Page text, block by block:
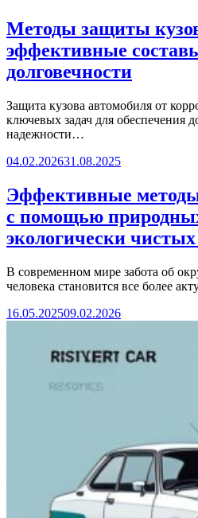
Методы защиты
эффективные
долговечности
Защита кузова автомобиля от
ключевых задач для обеспечения
надежности…
04.02.202631.08.2025
Эффективные
с помощью
экологически
В современном мире забота об
человека становится все более
16.05.202509.02.2026